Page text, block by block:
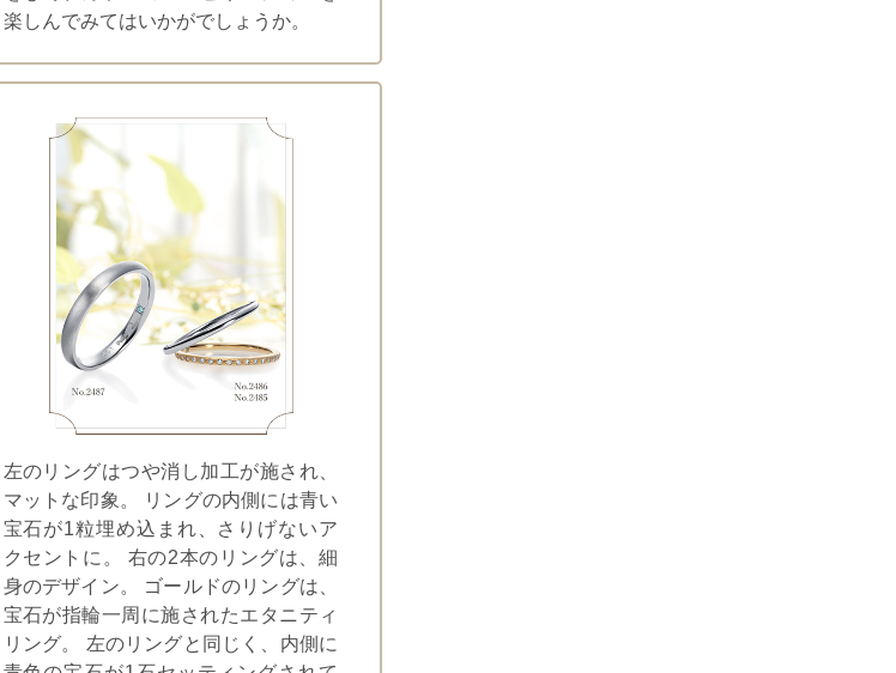
楽しんでみてはいかがでしょうか。
左のリングはつや消し加工が施され、
マットな印象。 リングの内側には青い
宝石が1粒埋め込まれ、さりげないア
クセントに。 右の2本のリングは、細
身のデザイン。 ゴールドのリングは、
宝石が指輪一周に施されたエタニティ
リング。 左のリングと同じく、内側に